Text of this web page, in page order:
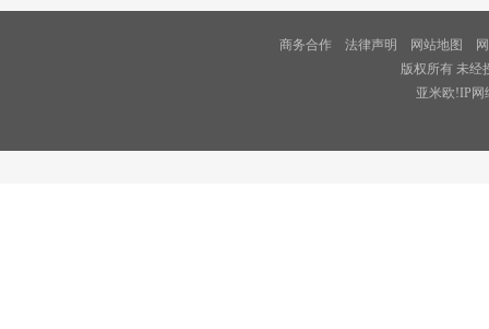
商务合作 法律声明 网站地图
版权所有 未经
亚米欧!IP网